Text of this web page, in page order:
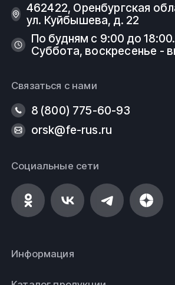
462422, Оренбургская
ул. Куйбышева, д. 22
По будням с 9:00 до 18:00.
Суббота, воскресенье -
Связаться с нами
8 (800) 775-60-93
orsk@fe-rus.ru
Социальные сети
Информация